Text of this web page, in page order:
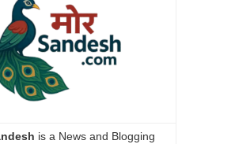
is a News and Blogging